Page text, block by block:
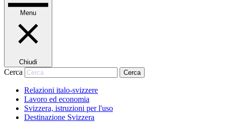
Menu
Chiudi
Cerca Cerca
Relazioni italo-svizzere
Lavoro ed economia
Svizzera, istruzioni per l'uso
Destinazione Svizzera